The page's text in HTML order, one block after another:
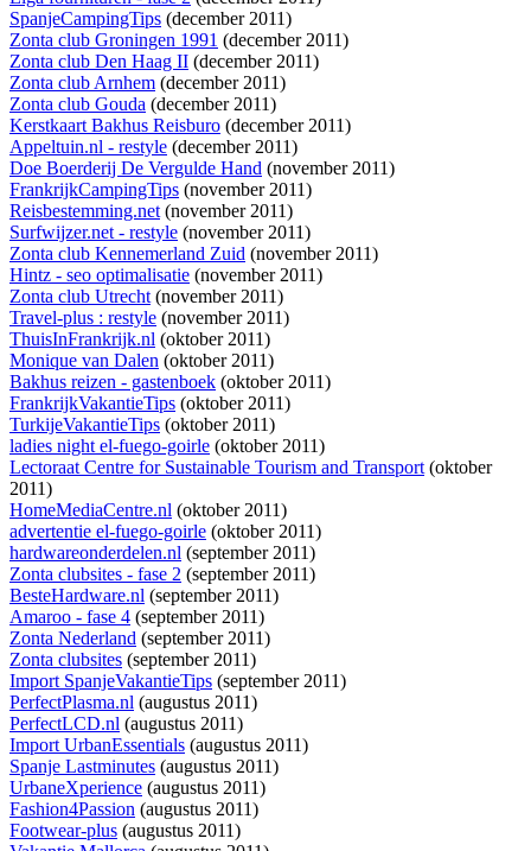
SpanjeCampingTips (december 2011)
Zonta club Groningen 1991 (december 2011)
Zonta club Den Haag II (december 2011)
Zonta club Arnhem (december 2011)
Zonta club Gouda (december 2011)
Kerstkaart Bakhus Reisburo (december 2011)
Appeltuin.nl - restyle (december 2011)
Doe Boerderij De Vergulde Hand (november 2011)
FrankrijkCampingTips (november 2011)
Reisbestemming.net(november 2011)
Surfwijzer.net - restyle (november 2011)
Zonta club Kennemerland Zuid (november 2011)
Hintz - seo optimalisatie (november 2011)
Zonta club Utrecht(november 2011)
Travel-plus : restyle (november 2011)
ThuisInFrankrijk.nl (oktober 2011)
Monique van Dalen (oktober 2011)
Bakhus reizen - gastenboek (oktober 2011)
FrankrijkVakantieTips (oktober 2011)
TurkijeVakantieTips (oktober 2011)
ladies night el-fuego-goirle (oktober 2011)
Lectoraat Centre for Sustainable Tourism and Transport(oktober
2011)
HomeMediaCentre.nl (oktober 2011)
advertentie el-fuego-goirle (oktober 2011)
hardwareonderdelen.nl (september 2011)
Zonta clubsites - fase 2 (september 2011)
BesteHardware.nl (september 2011)
Amaroo - fase 4 (september 2011)
Zonta Nederland (september 2011)
Zonta clubsites (september 2011)
Import SpanjeVakantieTips (september 2011)
PerfectPlasma.nl (augustus 2011)
PerfectLCD.nl (augustus 2011)
Import UrbanEssentials (augustus 2011)
Spanje Lastminutes (augustus 2011)
UrbaneXperience (augustus 2011)
Fashion4Passion (augustus 2011)
Footwear-plus (augustus 2011)